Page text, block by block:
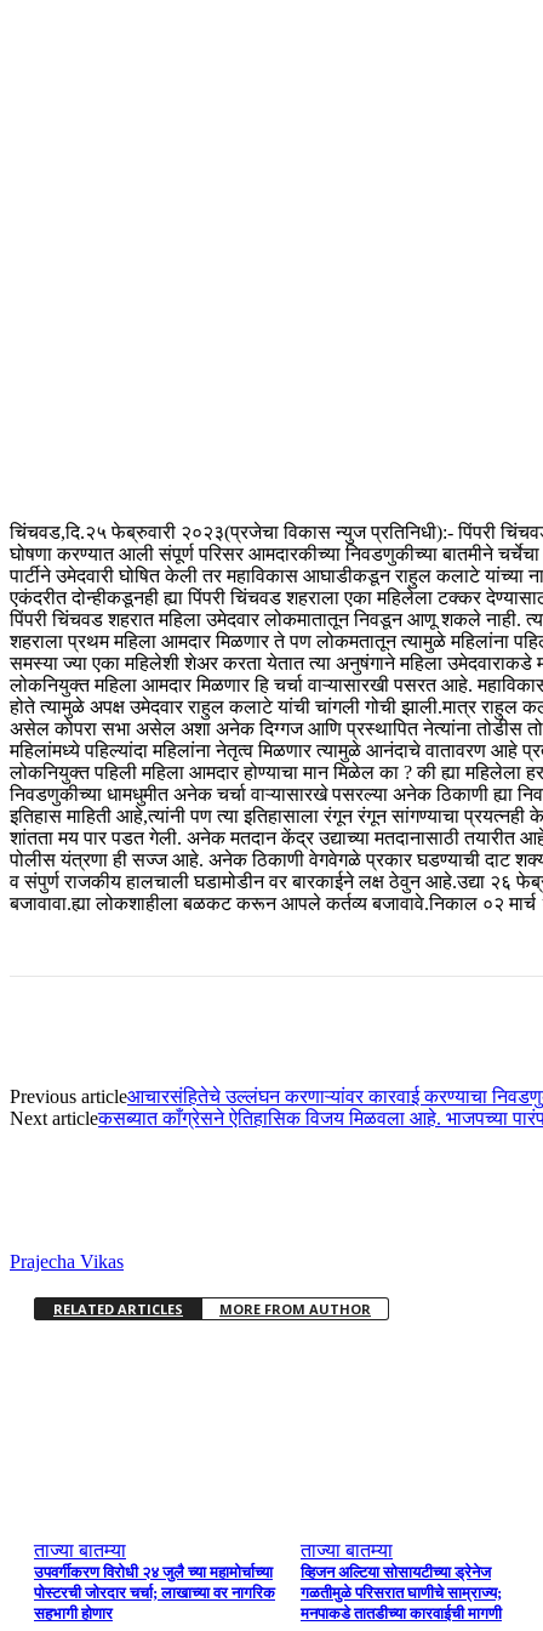
चिंचवड,दि.२५ फेब्रुवारी २०२३(प्रजेचा विकास न्युज प्रतिनिधी):- पिंपरी
घोषणा करण्यात आली संपूर्ण परिसर आमदारकीच्या निवडणुकीच्या बातमीने
पार्टीने उमेदवारी घोषित केली तर महाविकास आघाडीकडून राहुल कलाटे
एकंदरीत दोन्हीकडूनही ह्या पिंपरी चिंचवड शहराला एका महिलेला टक्कर
पिंपरी चिंचवड शहरात महिला उमेदवार लोकमातातून निवडून आणू शकले नाही.
शहराला प्रथम महिला आमदार मिळणार ते पण लोकमतातून त्यामुळे महिलांना
समस्या ज्या एका महिलेशी शेअर करता येतात त्या अनुषंगाने महिला
लोकनियुक्त महिला आमदार मिळणार हि चर्चा वाऱ्यासारखी पसरत आहे.
होते त्यामुळे अपक्ष उमेदवार राहुल कलाटे यांची चांगली गोची झाली.मात्र
असेल कोपरा सभा असेल अशा अनेक दिग्गज आणि प्रस्थापित नेत्यांना तोडीस
महिलांमध्ये पहिल्यांदा महिलांना नेतृत्व मिळणार त्यामुळे आनंदाचे वातावरण आहे
लोकनियुक्त पहिली महिला आमदार होण्याचा मान मिळेल का ? की ह्या
निवडणुकीच्या धामधुमीत अनेक चर्चा वाऱ्यासारखे पसरल्या अनेक ठिकाणी ह्या
इतिहास माहिती आहे,त्यांनी पण त्या इतिहासाला रंगून रंगून सांगण्याचा
शांतता मय पार पडत गेली. अनेक मतदान केंद्र उद्याच्या मतदानासाठी
पोलीस यंत्रणा ही सज्ज आहे. अनेक ठिकाणी वेगवेगळे प्रकार घडण्याची दाट
व संपुर्ण राजकीय हालचाली घडामोडीन वर बारकाईने लक्ष ठेवुन आहे.उद्या २६
बजावावा.ह्या लोकशाहीला बळकट करून आपले कर्तव्य बजावावे.निकाल ०२
Previous articleआचारसंहितेचे उल्लंघन करणाऱ्यांवर कारवाई करण्याचा
Next articleकसब्यात काँग्रेसने ऐतिहासिक विजय मिळवला आहे. भाजपच्या
Prajecha Vikas
RELATED ARTICLES MORE FROM AUTHOR
ताज्या बातम्या
उपवर्गीकरण विरोधी २४ जुलै च्या महामोर्चाच्या
पोस्टरची जोरदार चर्चा; लाखाच्या वर नागरिक
सहभागी होणार
ताज्या बातम्या
व्हिजन अल्टिया सोसायटीच्या ड्रेनेज
गळतीमुळे परिसरात घाणीचे साम्राज्य;
मनपाकडे तातडीच्या कारवाईची मागणी